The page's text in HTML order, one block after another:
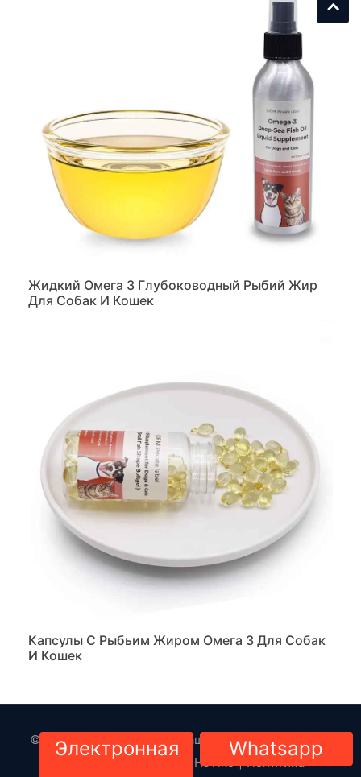
Жидкий Омега 3 Глубоководный Рыбий Жир
Для Собак И Кошек
Капсулы С Рыбьим Жиром Омега 3 Для Собак
И Кошек
Электронная
Whatsapp
© 2023-2024. Все права защищены. Copyright By
Товары для животных HsViko|Политика